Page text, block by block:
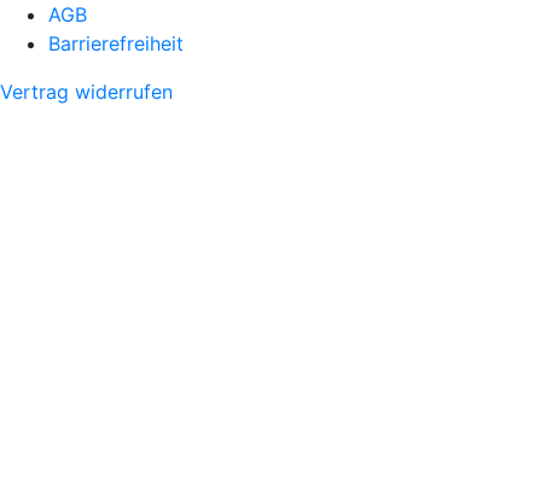
AGB
Barrierefreiheit
Vertrag widerrufen